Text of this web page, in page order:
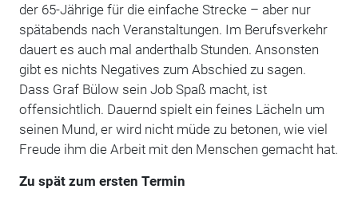
der 65-Jährige für die einfache Strecke – aber nur
spätabends nach ­Veranstaltungen. Im Berufsverkehr
dauert es auch mal anderthalb Stunden. Ansonsten
gibt es nichts Negatives zum Abschied zu sagen.
Dass Graf Bülow sein Job Spaß macht, ist
offensichtlich. Dauernd spielt ein feines Lächeln um
seinen Mund, er wird nicht müde zu betonen, wie viel
Freude ihm die Arbeit mit den Menschen gemacht hat.
Zu spät zum ersten Termin